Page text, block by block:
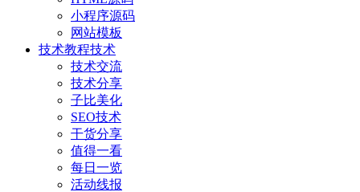
小程序源码
网站模板
技术教程技术
技术交流
技术分享
子比美化
SEO技术
干货分享
值得一看
每日一览
活动线报